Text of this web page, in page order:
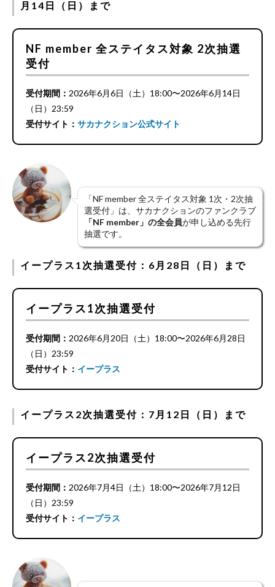
月14日（日）まで
NF member 全ステイタス対象 2次抽選
受付
受付期間： 2026年6月6日（土）18:00〜2026年6月14日
（日）23:59
受付サイト： サカナクション公式サイト
「NF member 全ステイタス対象 1次・2次抽
選受付」は、サカナクションのファンクラブ
「NF member」の全会員が申し込める先行
抽選です。
イープラス1次抽選受付：6月28日（日）まで
イープラス1次抽選受付
受付期間： 2026年6月20日（土）18:00〜2026年6月28日
（日）23:59
受付サイト： イープラス
イープラス2次抽選受付：7月12日（日）まで
イープラス2次抽選受付
受付期間： 2026年7月4日（土）18:00〜2026年7月12日
（日）23:59
受付サイト： イープラス